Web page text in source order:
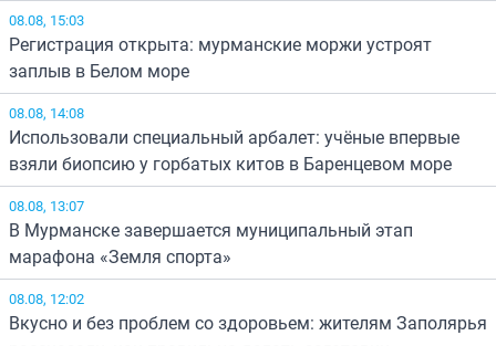
08.08, 15:03
Регистрация открыта: мурманские моржи устроят
заплыв в Белом море
08.08, 14:08
Использовали специальный арбалет: учёные впервые
взяли биопсию у горбатых китов в Баренцевом море
08.08, 13:07
В Мурманске завершается муниципальный этап
марафона «Земля спорта»
08.08, 12:02
Вкусно и без проблем со здоровьем: жителям Заполярья